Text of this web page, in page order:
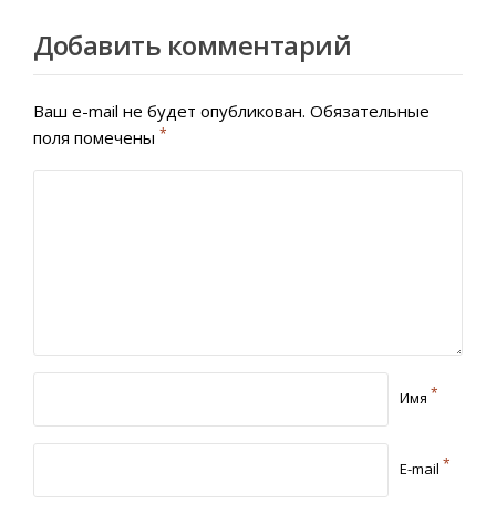
Добавить комментарий
Ваш e-mail не будет опубликован. Обязательные
поля помечены *
Имя *
E-mail *